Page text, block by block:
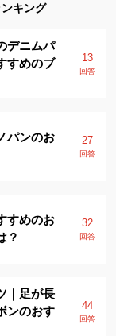
キング
デニムパ
すめのブ
13
回答
パンのお
27
回答
すめのお
？
32
回答
｜足が長
ンのおす
44
回答